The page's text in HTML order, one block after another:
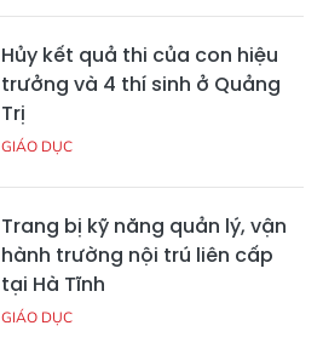
Hủy kết quả thi của con hiệu
trưởng và 4 thí sinh ở Quảng
Trị
GIÁO DỤC
Trang bị kỹ năng quản lý, vận
hành trường nội trú liên cấp
tại Hà Tĩnh
GIÁO DỤC